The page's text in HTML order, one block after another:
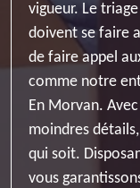
vigueur. Le
doivent se faire
de faire appel
comme notre
En Morvan.
moindres
qui soit.
vous